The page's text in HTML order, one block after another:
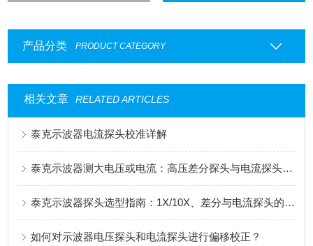
产品分类 PRODUCT CATEGORY
相关文章 RELATED ARTICLES
泰克示波器电流探头校准详解
泰克示波器测大电压或电流：高压差分探头与电流探头选配指南
泰克示波器探头选型指南：1X/10X、差分与电流探头的应用解析
如何对示波器电压探头和电流探头进行偏移校正？